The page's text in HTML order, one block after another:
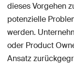
dieses Vorgehen
potenzielle
werden.
oder Product
Ansatz